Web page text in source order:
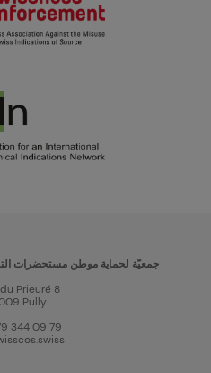
جمعيّة لحماية موطن مستحضرات
Prieuré 8
Pully
344 09 79